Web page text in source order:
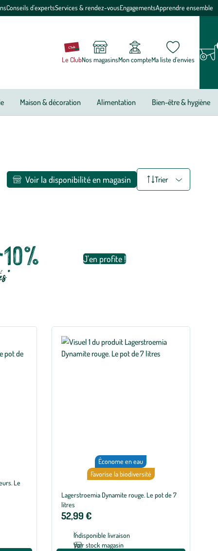
Conseils d'expertsServices & rendez-vousEngagementsApprendre ensemble
Le ClubNos magasinsMon compteMa liste d’envies
Maison & décoration Alimentation Bien-être & hygiène
Trier
Voir la disponibilité en magasin
J'en profite !
Le
Économe en eau
Favorise la biodiversité
Lagerstroemia Dynamite rouge. Le pot de 7
litres
52,99 €
Indisponible livraison
Voir stock magasin